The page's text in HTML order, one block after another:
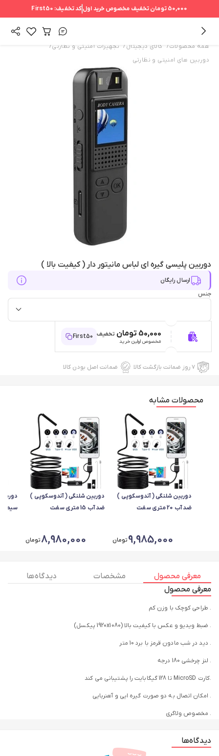
50,000 تومان تخفیف مخصوص خرید اولکد تخفیف: First50
همه محصولات/ کالای دیجیتال / تجهیزات امنیتی و نظارتی/
دوربین های امنیتی و نظارتی
دوربین پلیسی گیره ای لباس مانیتور دار ( کیفیت بالا )
ارسال رایگان
جنس
50,000 تومان تخفیف
مخصوص اولین خرید
First50
۷ روز ضمانت بازگشت کالا ضمانت اصل بودن کالا
محصولات مشابه
دوربین شلنگی ( آندوسکوپی )
ضد آب 20 متری سفت
9,985,000تومان
دوربین شلنگی ( آندوسکوپی )
ضد آب 15 متری سفت
8,980,000تومان
سیم
معرفی محصول مشخصات
دیدگاه ها
معرفی محصول
. طراحی کوچک با وزن کم
. ضبط ویدیو و عکس با کیفیت بالا (1920x1080 پیکسل)
. دید در شب مادون قرمز با برد 10 متر
. لنز چرخشی 180 درجه
.کارت MicroSD تا 128 گیگابایت را پشتیبانی می کند
. امکان اتصال به دو صورت گیره ایی و آهنربایی
. مخصوص ولاگری
بررسی دوربین
دیدگاه‌ها